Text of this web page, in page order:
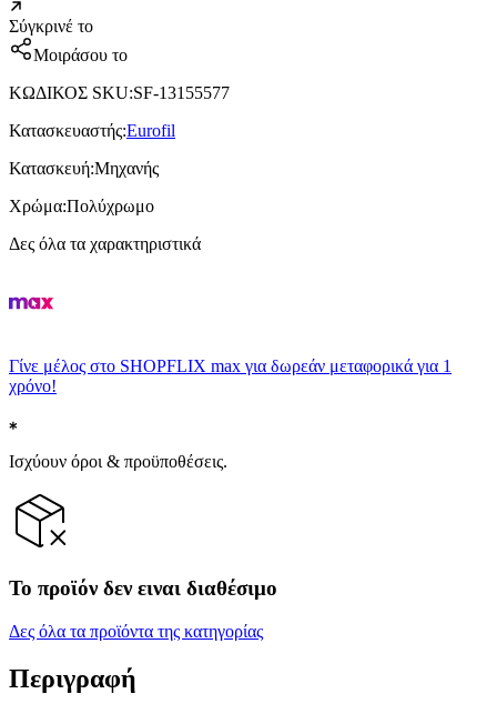
Σύγκρινέ το
Μοιράσου το
ΚΩΔΙΚΟΣ SKU:SF-13155577
Κατασκευαστής:Eurofil
Κατασκευή:Μηχανής
Χρώμα:Πολύχρωμο
Δες όλα τα χαρακτηριστικά
Γίνε μέλος στο SHOPFLIX max για δωρεάν μεταφορικά για 1
χρόνο!
Ισχύουν όροι & προϋποθέσεις.
Το προϊόν δεν ειναι διαθέσιμο
Δες όλα τα προϊόντα της κατηγορίας
Περιγραφή